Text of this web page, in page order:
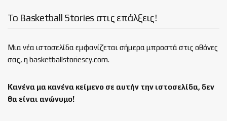
Το Basketball Stories στις επάλξεις!
Μια νέα ιστοσελίδα εμφανίζεται σήμερα μπροστά στις οθόνες
σας, η basketballstoriescy.com.
Κανένα μα κανένα κείμενο σε αυτήν την ιστοσελίδα, δεν
θα είναι ανώνυμο!